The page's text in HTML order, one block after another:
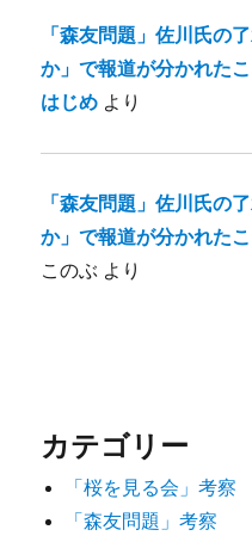
「森友問題」佐川氏の
か」で報道が分かれた
はじめ より
「森友問題」佐川氏の
か」で報道が分かれた
このぶ より
カテゴリー
「桜を見る会」考察
「森友問題」考察